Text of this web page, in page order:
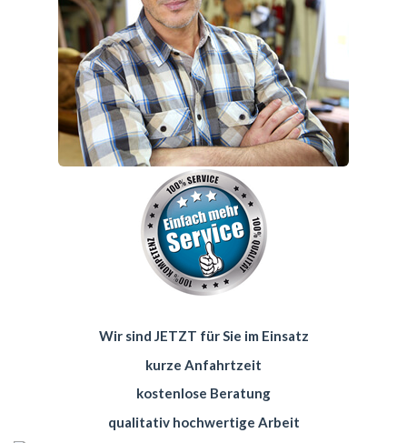
Wir sind JETZT für Sie im Einsatz
kurze Anfahrtzeit
kostenlose Beratung
qualitativ hochwertige Arbeit